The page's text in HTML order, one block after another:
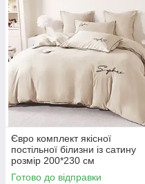
Євро комплект якісної
постільної білизни із сатину
розмір 200*230 см
Готово до відправки